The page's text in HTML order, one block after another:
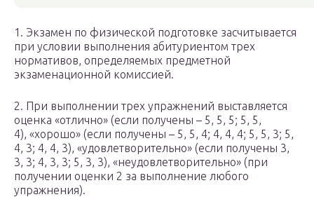
1. Экзамен по физической подготовке засчитывается
при условии выполнения абитуриентом трех
нормативов, определяемых предметной
экзаменационной комиссией.
2. При выполнении трех упражнений выставляется
оценка «отлично» (если получены – 5, 5, 5; 5, 5,
4), «хорошо» (если получены – 5, 5, 4; 4, 4, 4; 5, 5, 3; 5,
4, 3; 4, 4, 3), «удовлетворительно» (если получены 3,
3, 3; 4, 3, 3; 5, 3, 3), «неудовлетворительно» (при
получении оценки 2 за выполнение любого
упражнения).